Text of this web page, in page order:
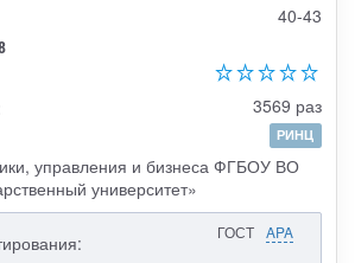
40-43
3569 раз
РИНЦ
управления и бизнеса ФГБОУ ВО
университет»
ГОСТ APA